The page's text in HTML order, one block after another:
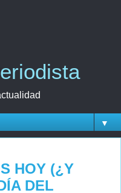
▼
HOY (¿Y
DEL